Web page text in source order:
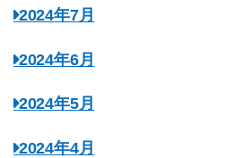
2024年7月
2024年6月
2024年5月
2024年4月